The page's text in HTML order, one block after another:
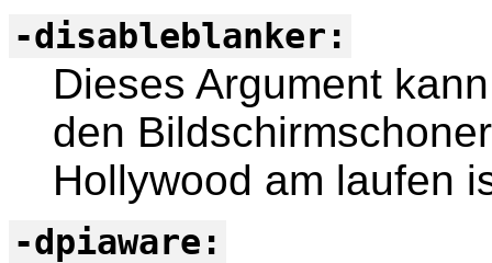
-disableblanker:
Dieses Argument
den
Hollywood am laufen
-dpiaware: